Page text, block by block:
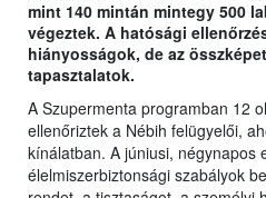
mint 140 mintán mintegy 500
végeztek. A hatósági
hiányosságok, de az
tapasztalatok.
A Szupermenta programban 12
ellenőriztek a Nébih felügyelői,
kínálatban. A júniusi, négynapos
élelmiszerbiztonsági szabályok